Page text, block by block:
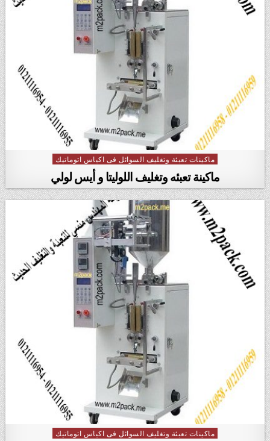
Posted in
ماكينات تعبئة وتغليف السوائل فى اكياس اتوماتيك
ماكينة تعبئه وتغليف اللوليتا و أيس لولي
Posted in
ماكينات تعبئة وتغليف السوائل فى اكياس اتوماتيك